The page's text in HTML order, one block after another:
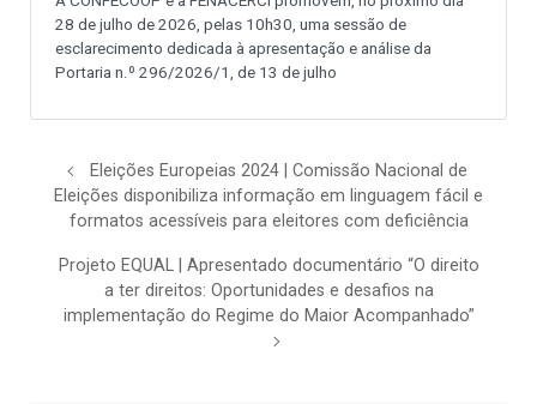
28 de julho de 2026, pelas 10h30, uma sessão de
esclarecimento dedicada à apresentação e análise da
Portaria n.º 296/2026/1, de 13 de julho
Eleições Europeias 2024 | Comissão Nacional de
Eleições disponibiliza informação em linguagem fácil e
formatos acessíveis para eleitores com deficiência
Projeto EQUAL | Apresentado documentário “O direito
a ter direitos: Oportunidades e desafios na
implementação do Regime do Maior Acompanhado”